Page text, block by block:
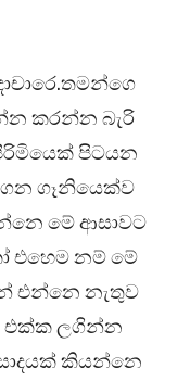
කරන්න බැරි
පිටයන
ගෑනියෙක්ව
මේ ආසාවට
එහෙම නම් මේ
එන්නෙ නැතුව
එක්ක ලගින්න
කියන්නෙ